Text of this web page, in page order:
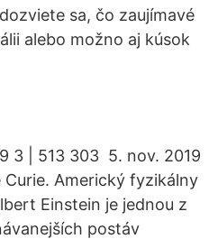
sa, čo zaujímavé
alebo možno aj kúsok
3 | 513 303 5. nov. 2019
Americký fyzikálny
Einstein je jednou z
postáv